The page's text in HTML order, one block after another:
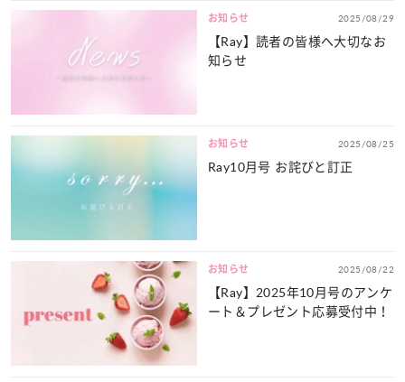
お知らせ 2025/08/29
【Ray】読者の皆様へ大切なお
知らせ
お知らせ 2025/08/25
Ray10月号 お詫びと訂正
お知らせ 2025/08/22
【Ray】2025年10月号のアンケ
ート＆プレゼント応募受付中！